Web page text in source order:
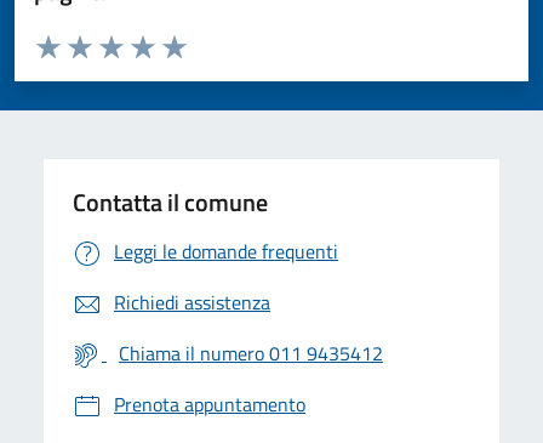
Valuta da 1 a 5 stelle la pagina
Valuta 5 stelle su 5
Valuta 4 stelle su 5
Valuta 3 stelle su 5
Valuta 2 stelle su 5
Valuta 1 stelle su 5
Contatta il comune
Leggi le domande frequenti
Richiedi assistenza
Chiama il numero 011 9435412
Prenota appuntamento